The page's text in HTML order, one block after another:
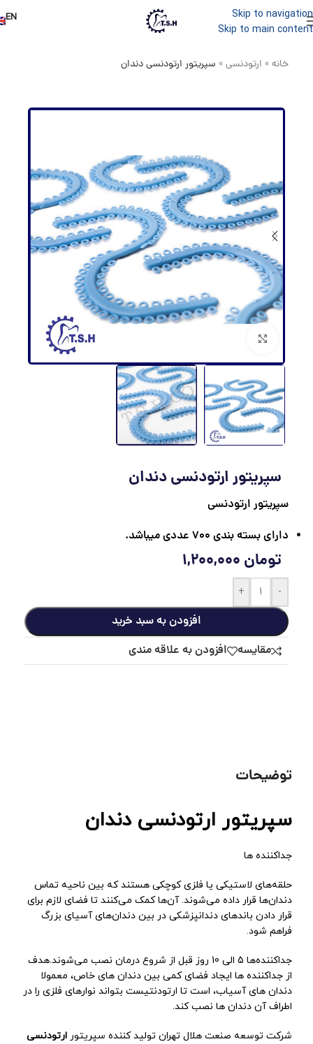
Skip to navigation
Skip to main content
EN
خانه » ارتودنسی » سپریتور ارتودنسی دندان
سپریتور ارتودنسی دندان
سپریتور ارتودنسی
دارای بسته بندی 700 عددی میباشد.
تومان
-
+
افزودن به سبد خرید
مقايسه
افزودن به علاقه مندی
توضیحات
سپریتور ارتودنسی دندان
جداکننده‌ ها
حلقه‌های لاستیکی یا فلزی کوچکی هستند که بین ناحیه تماس
دندان‌ها قرار داده می‌شوند. آن‌ها کمک می‌کنند تا فضای لازم برای
قرار دادن باندهای دندانپزشکی در بین دندان‌های آسیای بزرگ
فراهم شود.
جداکننده‌ها 5 الی 10 روز قبل از شروع درمان نصب می‌شوند.هدف
از جداکننده ها ایجاد فضای کمی بین دندان های خاص، معمولا
دندان های آسیاب، است تا ارتودنتیست بتواند نوارهای فلزی را در
اطراف آن دندان ها نصب کند.
شركت توسعه صنعت هلال تهران توليد كننده سپريتور ارتودنسی